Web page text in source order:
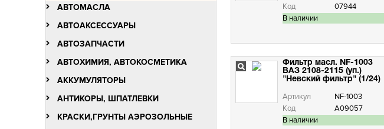
АВТОМАСЛА
АВТОАКСЕССУАРЫ
АВТОЗАПЧАСТИ
АВТОХИМИЯ, АВТОКОСМЕТИКА
АККУМУЛЯТОРЫ
АНТИКОРЫ, ШПАТЛЕВКИ
КРАСКИ,ГРУНТЫ АЭРОЗОЛЬНЫЕ
Код
07944
В наличии
Фильтр масл. NF-1003
ВАЗ 2108-2115 (уп.)
"Невский фильтр" (1/24)
Артикул
NF-1003
Код
А09057
В наличии